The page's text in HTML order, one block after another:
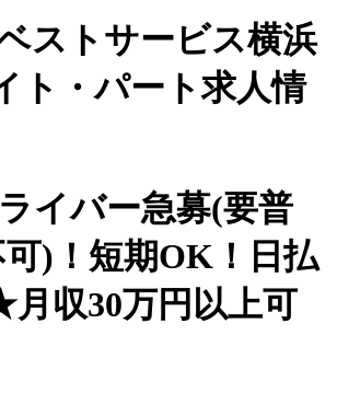
ストサービス横浜
ト・パート求人情
イバー急募(要普
)！短期OK！日払
収30万円以上可